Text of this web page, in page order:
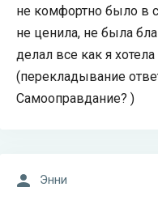
не комфортно было в
не ценила, не была
делал все как я
(перекладывание
Самооправдание? )
Энни